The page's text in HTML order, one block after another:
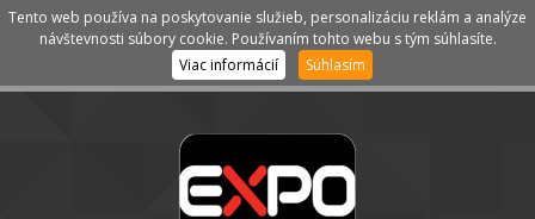
Kategórie Menu
Tento web používa na poskytovanie služieb, personalizáciu reklám a analýze
návštevnosti súbory cookie. Používaním tohto webu s tým súhlasíte.
Viac informácií
Súhlasím